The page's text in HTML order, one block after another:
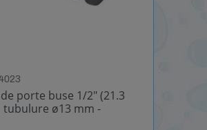
porte buse 1/2" (21.3
tubulure ø13 mm -